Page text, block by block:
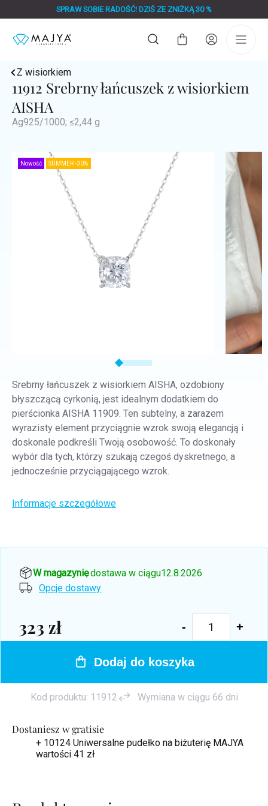
do
SPRAW SOBIE RADOŚĆ! DZIŚ ZE ZNIŻKĄ 30 %
Koszyk
Z wisiorkiem
11912 Srebrny łańcuszek z wisiorkiem
AISHA
Ag925/1000; ≤2,44 g
Nowość SUMMER -30%
Dostaniesz w gratisie
+ 10124 Uniwersalne pudełko na biżuterię MAJYA
wartości 41 zł
Srebrny łańcuszek z wisiorkiem AISHA, ozdobiony
błyszczącą cyrkonią, jest idealnym dodatkiem do
pierścionka AISHA 11909. Ten subtelny, a zarazem
wyrazisty element przyciągnie wzrok swoją elegancją i
doskonale podkreśli Twoją osobowość. To doskonały
wybór dla tych, którzy szukają czegoś dyskretnego, a
jednocześnie przyciągającego wzrok.
Informacje szczegółowe
W magazynie, dostawa w ciągu12.8.2026
Opcje dostawy
323 zł
Cena
Dodaj do koszyka
Kod produktu: 11912 Wymiana w ciągu 66 dni